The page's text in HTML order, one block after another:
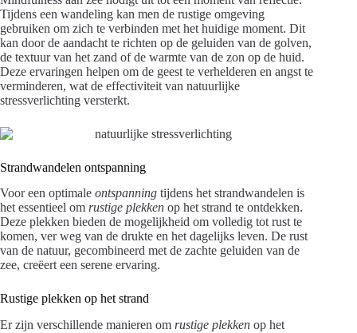
Tijdens een wandeling kan men de rustige omgeving
gebruiken om zich te verbinden met het huidige moment. Dit
kan door de aandacht te richten op de geluiden van de golven,
de textuur van het zand of de warmte van de zon op de huid.
Deze ervaringen helpen om de geest te verhelderen en angst te
verminderen, wat de effectiviteit van natuurlijke
stressverlichting versterkt.
Strandwandelen ontspanning
Voor een optimale ontspanning tijdens het strandwandelen is
het essentieel om rustige plekken op het strand te ontdekken.
Deze plekken bieden de mogelijkheid om volledig tot rust te
komen, ver weg van de drukte en het dagelijks leven. De rust
van de natuur, gecombineerd met de zachte geluiden van de
zee, creëert een serene ervaring.
Rustige plekken op het strand
Er zijn verschillende manieren om rustige plekken op het